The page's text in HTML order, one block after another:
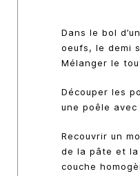
Dans le bol
oeufs, le demi
Mélanger le
Découper les
une poêle
Recouvrir un
de la pâte et la
couche